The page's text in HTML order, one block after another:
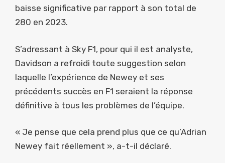
baisse significative par rapport à son total de
280 en 2023.
S’adressant à Sky F1, pour qui il est analyste,
Davidson a refroidi toute suggestion selon
laquelle l’expérience de Newey et ses
précédents succès en F1 seraient la réponse
définitive à tous les problèmes de l’équipe.
« Je pense que cela prend plus que ce qu’Adrian
Newey fait réellement », a-t-il déclaré.